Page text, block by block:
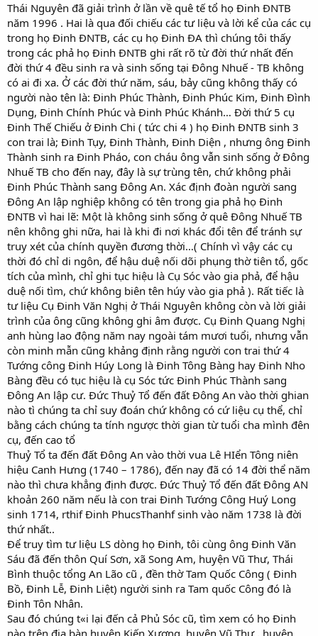
Thái Nguyên đã giải trình ở lần về quê tế tổ họ Đinh ĐNTB
năm 1996 . Hai là qua đối chiếu các tư liệu và lời kể của các cụ
trong họ Đinh ĐNTB, các cụ họ Đinh ĐA thì chúng tôi thấy
trong các phả họ Đinh ĐNTB ghi rất rõ từ đời thứ nhất đến
đời thứ 4 đều sinh ra và sinh sống tại Đông Nhuế - TB không
có ai đi xa. Ở các đời thứ năm, sáu, bảy cũng không thấy có
người nào tên là: Đinh Phúc Thành, Đinh Phúc Kim, Đinh Đình
Dụng, Đinh Chính Phúc và Đinh Phúc Khánh… Đời thứ 5 cụ
Đinh Thế Chiếu ở Đinh Chi ( tức chi 4 ) họ Đinh ĐNTB sinh 3
con trai là; Đinh Tụy, Đinh Thành, Đinh Diện , nhưng ông Đinh
Thành sinh ra Đinh Pháo, con cháu ông vẫn sinh sống ở Đông
Nhuế TB cho đến nay, đây là sự trùng tên, chứ không phải
Đinh Phúc Thành sang Đông An. Xác định đoàn người sang
Đông An lập nghiệp không có tên trong gia phả họ Đinh
ĐNTB vì hai lẽ: Một là không sinh sống ở quê Đông Nhuế TB
nên không ghi nữa, hai là khi đi nơi khác đổi tên để tránh sự
truy xét của chính quyền đương thời…( Chính vì vậy các cụ
thời đó chỉ di ngôn, để hậu duệ nối dõi phụng thờ tiên tổ, gốc
tích của mình, chỉ ghi tục hiệu là Cụ Sóc vào gia phả, để hậu
duệ nối tìm, chứ không biên tên húy vào gia phả ). Rất tiếc là
tư liệu Cụ Đinh Văn Nghị ở Thái Nguyên không còn và lời giải
trình của ông cũng không ghi âm được. Cụ Đinh Quang Nghị
anh hùng lao động năm nay ngoài tám mươi tuổi, nhưng vẫn
còn minh mẫn cũng khảng định rằng người con trai thứ 4
Tướng công Đinh Húy Long là Đinh Tông Bàng hay Đinh Nho
Bàng đều có tục hiệu là cụ Sóc tức Đinh Phúc Thành sang
Đông An lập cư. Đức Thuỷ Tổ đến đất Đông An vào thời ghian
nào tì chúng ta chỉ suy đoán chứ không có cứ liệu cụ thể, chỉ
bằng cách chúng ta tính ngược thời gian từ tuổi cha mình đên
cụ, đến cao tổ
Thuỷ Tổ ta đến đất Đông An vào thời vua Lê HIển Tông niên
hiệu Canh Hưng (1740 – 1786), đến nay đã có 14 đời thể năm
nào thì chưa khẳng định được. Đức Thuỷ Tổ đến đất Đông AN
khoản 260 năm nếu là con trai Đinh Tướng Công Huý Long
sinh 1714, rthif Đinh PhucsThanhf sinh vào năm 1738 là đời
thứ nhất..
Để truy tìm tư liệu LS dòng họ Đinh, tôi cùng ông Đinh Văn
Sáu đã đến thôn Quí Sơn, xã Song Am, huyện Vũ Thư, Thái
Bình thuộc tổng An Lão cũ , đền thờ Tam Quốc Công ( Đinh
Bồ, Đinh Lễ, Đinh Liệt) người sinh ra Tam quốc Công đó là
Đinh Tôn Nhân.
Sau đó chúng t«i lại đến cả Phủ Sóc cũ, tìm xem có họ Đinh
nào trên địa bàn huyện Kiến Xương, huyện Vũ Thư , huyện